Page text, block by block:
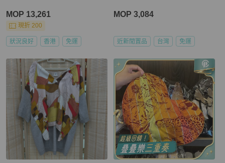
MOP 13,261
現折 200
狀況良好 香港 免運
MOP 3,084
近新閒置品 台灣 免運